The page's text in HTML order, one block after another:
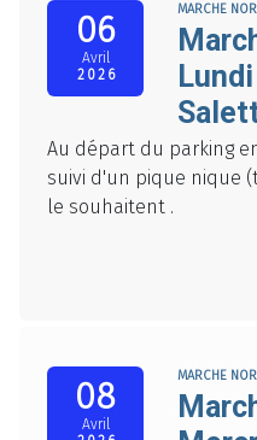
06
Avril
2026
MARCHE
Au départ du parking
suivi d'un pique nique
le souhaitent .
08
Avril
MARCHE